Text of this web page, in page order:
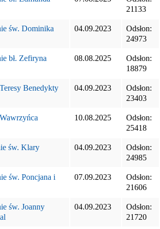
21133
św. Dominika 04.09.2023
Odsłon:
24973
bł. Zefiryna
08.08.2025
Odsłon:
18879
Benedykty
04.09.2023
Odsłon:
23403
10.08.2025
Odsłon:
25418
św. Klary 04.09.2023
Odsłon:
24985
św. Poncjana i
07.09.2023
Odsłon:
21606
św. Joanny
04.09.2023
Odsłon:
21720